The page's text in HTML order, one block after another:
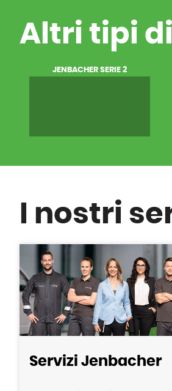
Altri tipi
JENBACHER SERIE 2
I nostri
Servizi Jenbacher